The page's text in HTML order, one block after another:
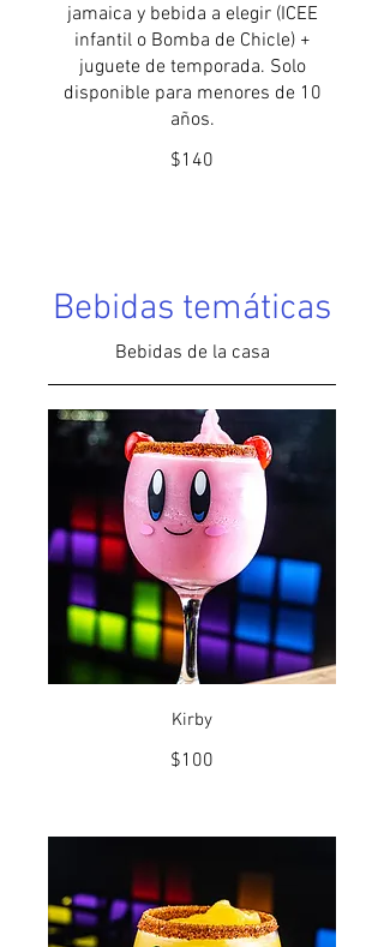
jamaica y bebida a elegir (ICEE
infantil o Bomba de Chicle) +
juguete de temporada. Solo
disponible para menores de 10
años.
$140
Bebidas temáticas
Bebidas de la casa
Kirby
$100